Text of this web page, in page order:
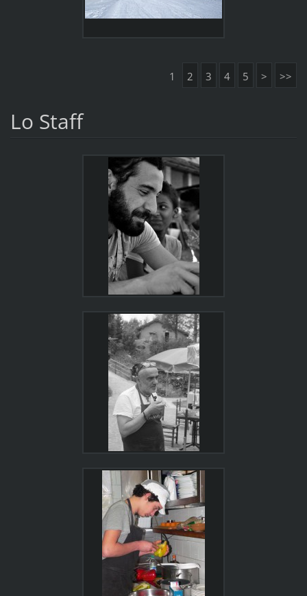
1 2 3 4 5 > >>
Lo Staff